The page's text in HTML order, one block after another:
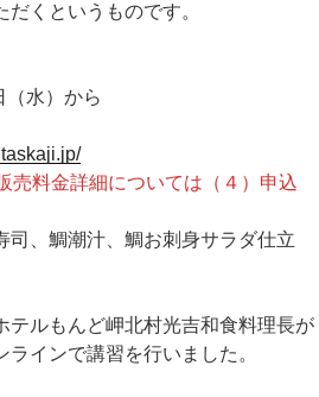
くというものです。
（水）から
販売料金詳細については（４）申込
司、鯛潮汁、鯛お刺身サラダ仕立
ルもんど岬北村光吉和食料理長が
インで講習を行いました。